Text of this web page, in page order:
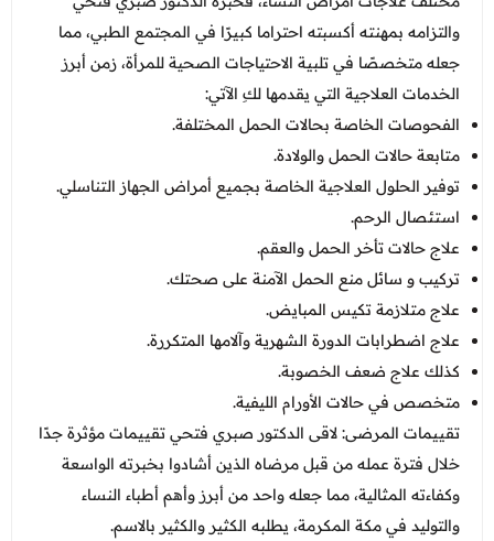
والتزامه بمهنته أكسبته احتراما كبيرًا في المجتمع الطبي، مما
جعله متخصصًا في تلبية الاحتياجات الصحية للمرأة، زمن أبرز
الخدمات العلاجية التي يقدمها لكِ الآتي:
الفحوصات الخاصة بحالات الحمل المختلفة.
متابعة حالات الحمل والولادة.
توفير الحلول العلاجية الخاصة بجميع أمراض الجهاز التناسلي.
استئصال الرحم.
علاج حالات تأخر الحمل والعقم.
تركيب و سائل منع الحمل الآمنة على صحتك.
علاج متلازمة تكيس المبايض.
علاج اضطرابات الدورة الشهرية وآلامها المتكررة.
كذلك علاج ضعف الخصوبة.
متخصص في حالات الأورام الليفية.
تقييمات المرضى: لاقى الدكتور صبري فتحي تقييمات مؤثرة جدًا
خلال فترة عمله من قبل مرضاه الذين أشادوا بخبرته الواسعة
وكفاءته المثالية، مما جعله واحد من أبرز وأهم أطباء النساء
والتوليد في مكة المكرمة، يطلبه الكثير والكثير بالاسم.